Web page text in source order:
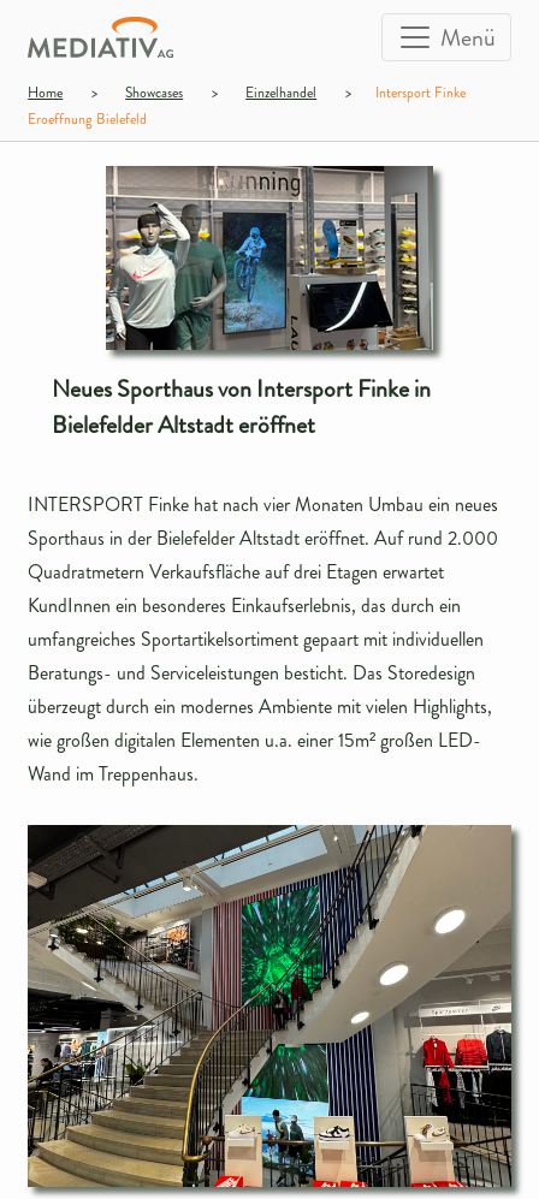
Menü
Home > Showcases > Einzelhandel >
Intersport Finke
Eroeffnung Bielefeld
Neues Sporthaus von Intersport Finke in
Bielefelder Altstadt eröffnet
INTERSPORT Finke hat nach vier Monaten Umbau ein neues
Sporthaus in der Bielefelder Altstadt eröffnet. Auf rund 2.000
Quadratmetern Verkaufsfläche auf drei Etagen erwartet
KundInnen ein besonderes Einkaufserlebnis, das durch ein
umfangreiches Sportartikelsortiment gepaart mit individuellen
Beratungs- und Serviceleistungen besticht. Das Storedesign
überzeugt durch ein modernes Ambiente mit vielen Highlights,
wie großen digitalen Elementen u.a. einer 15m²großen LED-
Wand im Treppenhaus.